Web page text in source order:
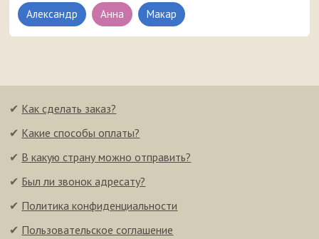
Александр Анна Макар
✔ Как сделать заказ?
✔ Какие способы оплаты?
✔ В какую страну можно отправить?
✔ Был ли звонок адресату?
✔ Политика конфиденциальности
✔ Пользовательское соглашение